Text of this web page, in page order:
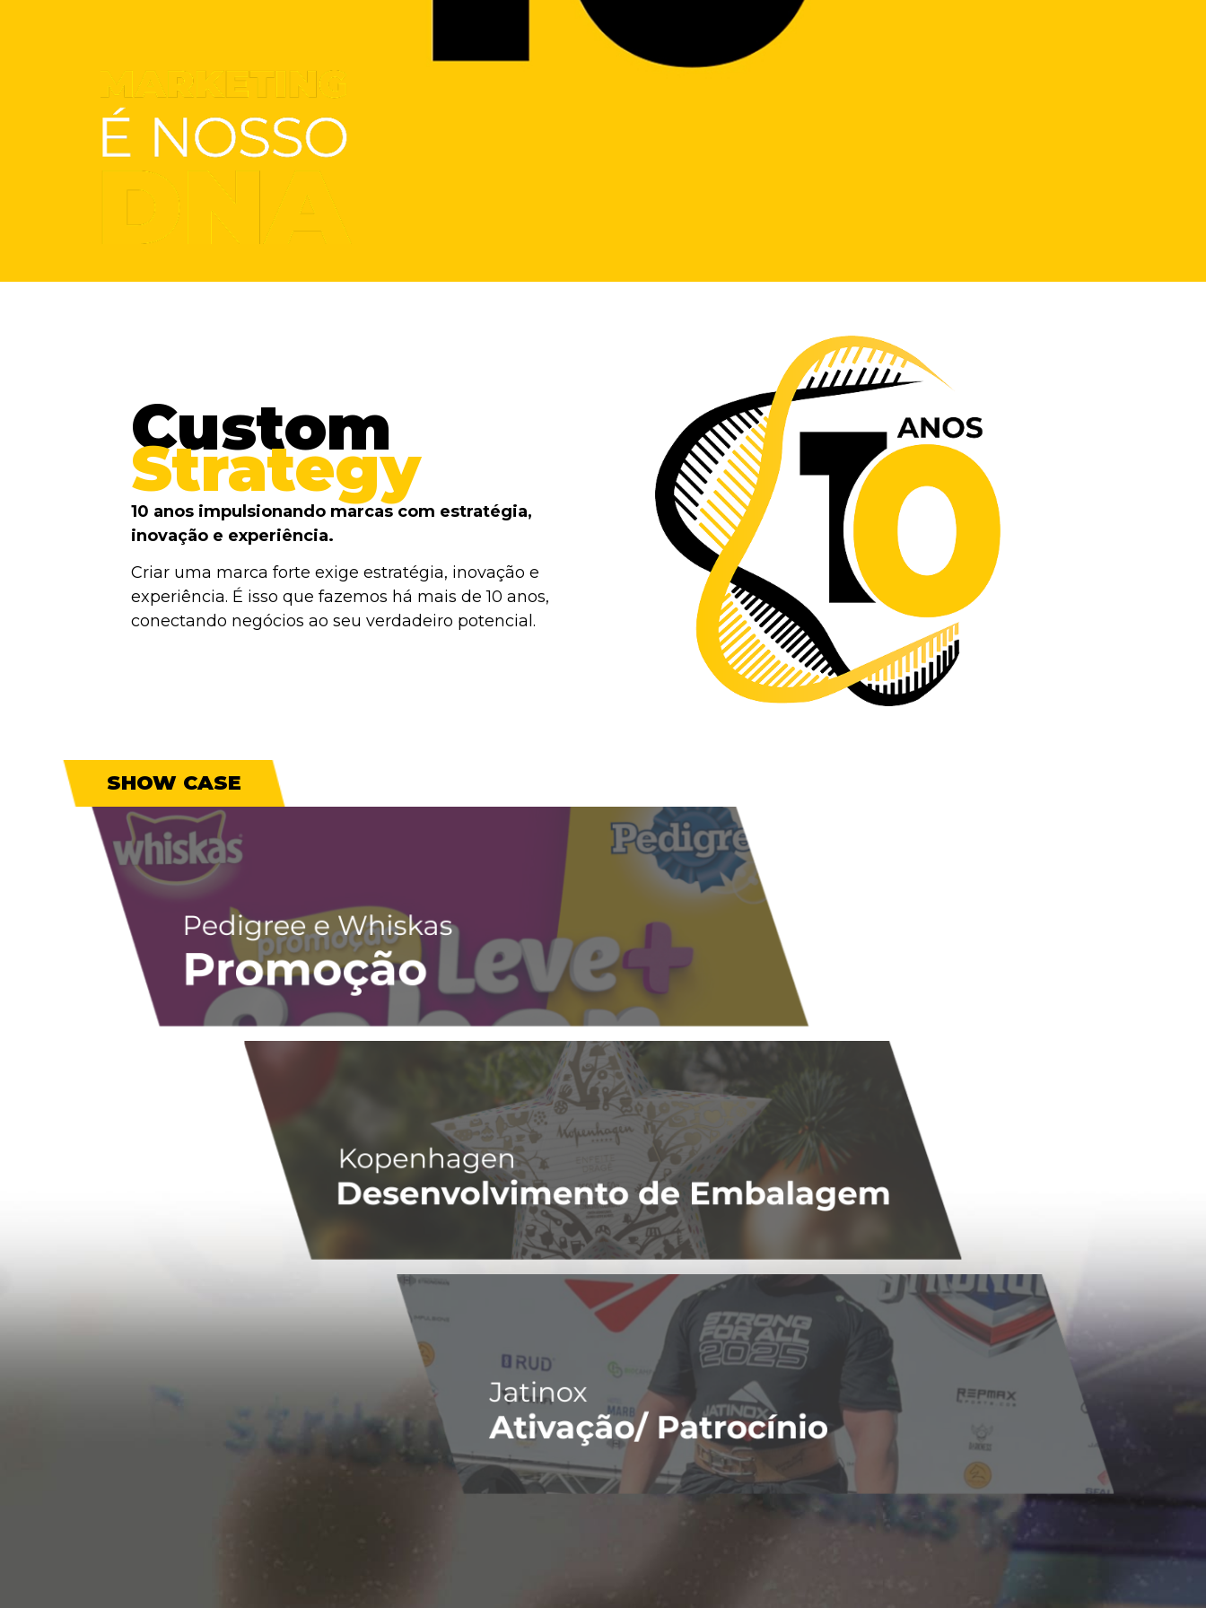
Custom
Strategy
10 anos impulsionando marcas com estratégia,
inovação e experiência.
Criar uma marca forte exige estratégia, inovação e
experiência. É isso que fazemos há mais de 10 anos,
conectando negócios ao seu verdadeiro potencial.
SHOW CASE